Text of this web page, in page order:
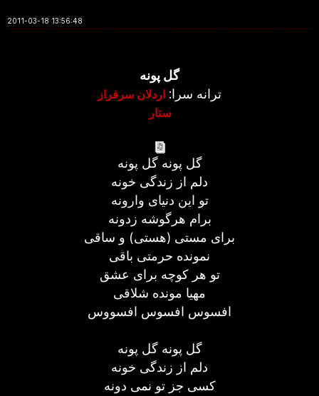
2011-03-18 13:56:48
گل پونه
ترانه سرا: اردلان سرفراز
ستار
گل پونه گل پونه
دلم از زندگی خونه
تو این دنیای وارونه
برام هرگوشه زدونه
برای مستی (هستی) و ساقی
نمونده حرمتی باقی
تو هر کوچه برای عشق
مهیا مونده شلاقی
افسوس افسوس افسووس
گل پونه گل پونه
دلم از زندگی خونه
کسی جز تو نمی دونه